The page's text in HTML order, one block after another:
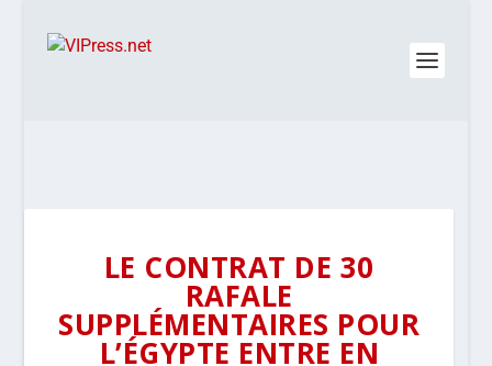
LE CONTRAT DE 30
RAFALE
SUPPLÉMENTAIRES POUR
L’ÉGYPTE ENTRE EN